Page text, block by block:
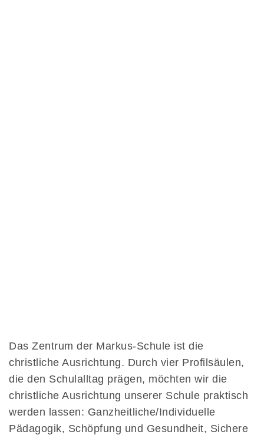
Das Zentrum der Markus-Schule ist die
christliche Ausrichtung. Durch vier Profilsäulen,
die den Schulalltag prägen, möchten wir die
christliche Ausrichtung unserer Schule praktisch
werden lassen: Ganzheitliche/Individuelle
Pädagogik, Schöpfung und Gesundheit, Sichere